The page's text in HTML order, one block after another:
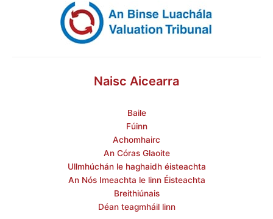
Naisc Aicearra
Baile
Fúinn
Achomhairc
An Córas Glaoite
Ullmhúchán le haghaidh éisteachta
An Nós Imeachta le linn Éisteachta
Breithiúnais
Déan teagmháil linn